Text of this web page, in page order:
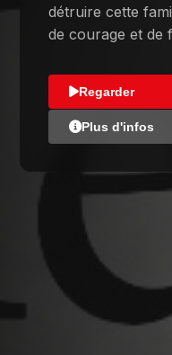
détruire cette
de courage et de
Regarder
Plus d'infos